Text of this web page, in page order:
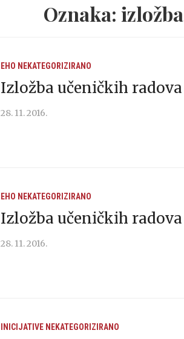
Oznaka: izložba
EHO NEKATEGORIZIRANO
Izložba učeničkih
28. 11. 2016.
EHO NEKATEGORIZIRANO
Izložba učeničkih radova
28. 11. 2016.
INICIJATIVE NEKATEGORIZIRANO